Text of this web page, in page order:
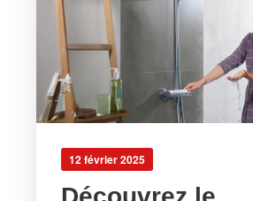
12 février 2025